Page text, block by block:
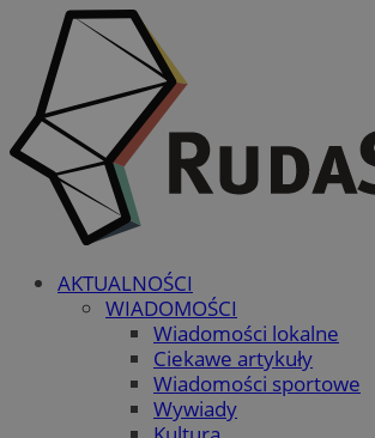
AKTUALNOŚCI
WIADOMOŚCI
Wiadomości lokalne
Ciekawe artykuły
Wiadomości sportowe
Wywiady